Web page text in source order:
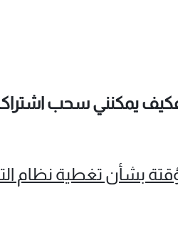
يمكنني سحب
بشأن تغطية نظام